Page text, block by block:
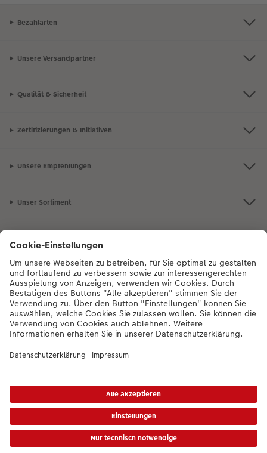
Bezahlarten
Unsere Versandpartner
Qualität & Sicherheit
Zertifizierungen & Initiativen
Unsere Empfehlungen
Unser Sortiment
Mehr zum CEWE Fotoservice
* Die UVP gelten inkl. MwSt. zzgl. Versandkosten (ggf. auch bei Filialabholung) gem.
Preisliste